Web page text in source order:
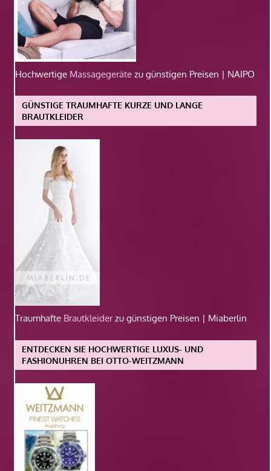
Hochwertige Massagegeräte zu günstigen Preisen | NAIPO
GÜNSTIGE TRAUMHAFTE KURZE UND LANGE
BRAUTKLEIDER
Traumhafte Brautkleiderzu günstigen Preisen | Miaberlin
ENTDECKEN SIE HOCHWERTIGE LUXUS- UND
FASHIONUHREN BEI OTTO-WEITZMANN